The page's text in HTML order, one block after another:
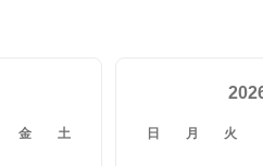
金 土 日 月 火